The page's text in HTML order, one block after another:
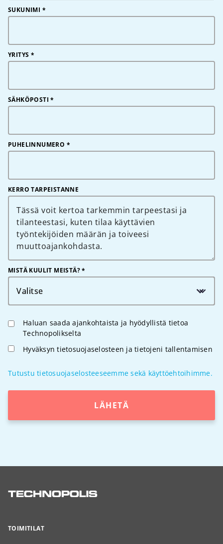
SUKUNIMI *
YRITYS *
SÄHKÖPOSTI *
PUHELINNUMERO *
KERRO TARPEISTANNE
MISTÄ KUULIT MEISTÄ? *
Valitse
Haluan saada ajankohtaista ja hyödyllistä tietoa
Technopolikselta
Hyväksyn tietosuojaselosteen ja tietojeni tallentamisen
Tutustu tietosuojaselosteeseemme sekä käyttöehtoihimme.
LÄHETÄ
TOIMITILAT